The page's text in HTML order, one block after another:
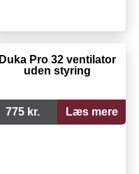
Duka Pro 32 ventilator
uden styring
775 kr. Læs mere